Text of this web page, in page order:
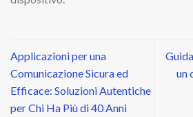
Applicazioni per una
Comunicazione Sicura ed
Efficace: Soluzioni Autentiche
per Chi Ha Più di 40 Anni
un